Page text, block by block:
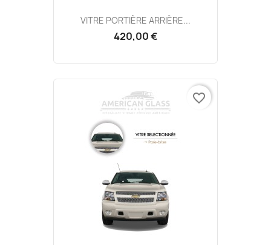
VITRE PORTIÈRE ARRIÈRE...
420,00 €
favorite_border